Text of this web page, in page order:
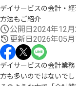
デイサービスの会計・
方法もご紹介
公開日 2024年12月
更新日 2026年05月
デイサービスの会計業
方も多いのではないでし